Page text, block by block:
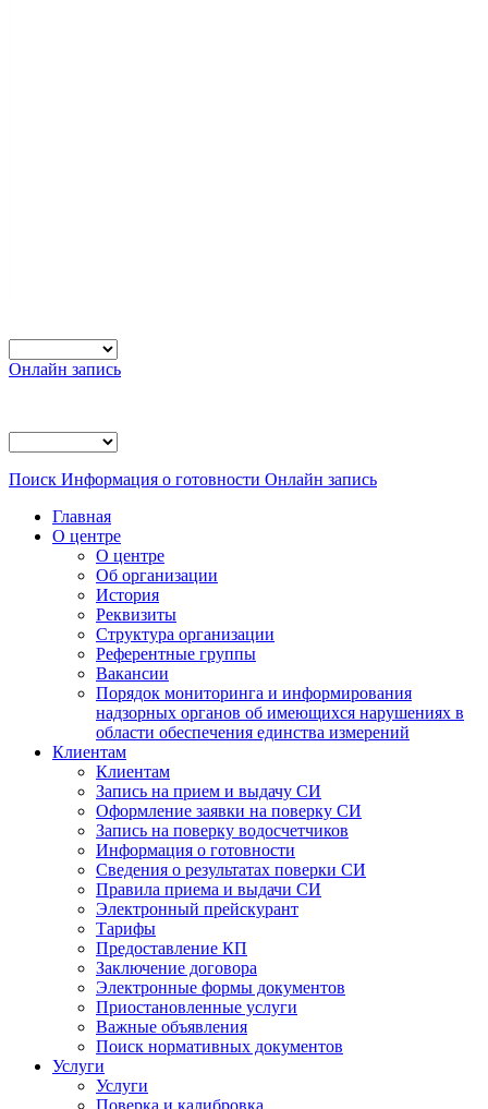
Онлайн запись
Поиск Информация о готовности Онлайн запись
Главная
О центре
О центре
Об организации
История
Реквизиты
Структура организации
Референтные группы
Вакансии
Порядок мониторинга и информирования
надзорных органов об имеющихся нарушениях в
области обеспечения единства измерений
Клиентам
Клиентам
Запись на прием и выдачу СИ
Оформление заявки на поверку СИ
Запись на поверку водосчетчиков
Информация о готовности
Сведения о результатах поверки СИ
Правила приема и выдачи СИ
Электронный прейскурант
Тарифы
Предоставление КП
Заключение договора
Электронные формы документов
Приостановленные услуги
Важные объявления
Поиск нормативных документов
Услуги
Услуги
Поверка и калибровка